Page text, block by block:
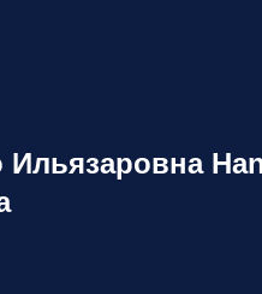
Ильязаровна